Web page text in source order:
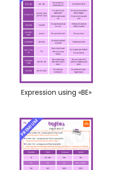
Expression using «BE»
PREMIUM